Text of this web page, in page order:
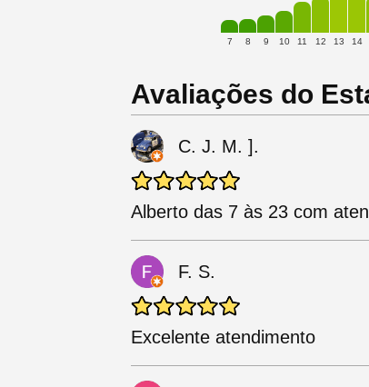
7 8 9 10 11 12 13 14
Avaliações do
C. J. M. ].
Alberto das 7 às 23 com
F. S.
Excelente atendimento